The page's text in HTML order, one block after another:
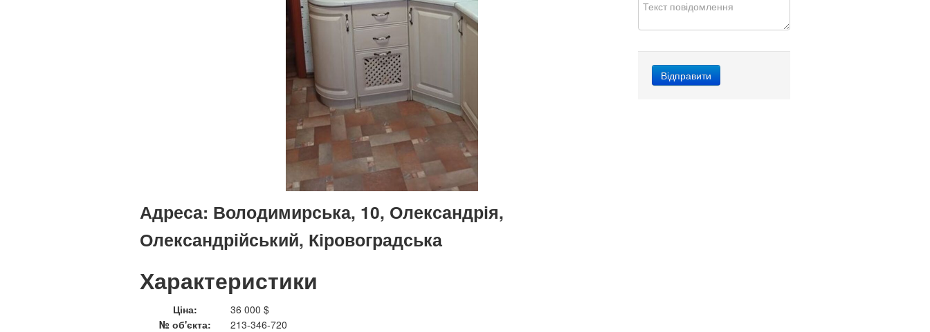
Адреса: Володимирська, 10, Олександрія,
Олександрійський, Кіровоградська
Характеристики
Ціна:
36 000 $
№ об'єкта:
213-346-720